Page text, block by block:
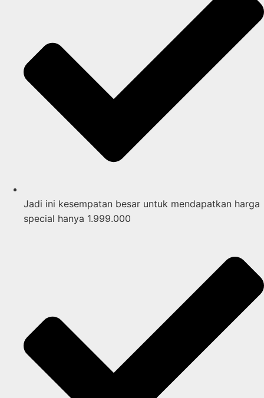
Jadi ini kesempatan besar untuk mendapatkan harga
special hanya 1.999.000